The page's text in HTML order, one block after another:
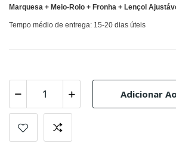
Marquesa + Meio-Rolo + Fronha + Lençol
Tempo médio de entrega: 15-20 dias úteis
Adicionar